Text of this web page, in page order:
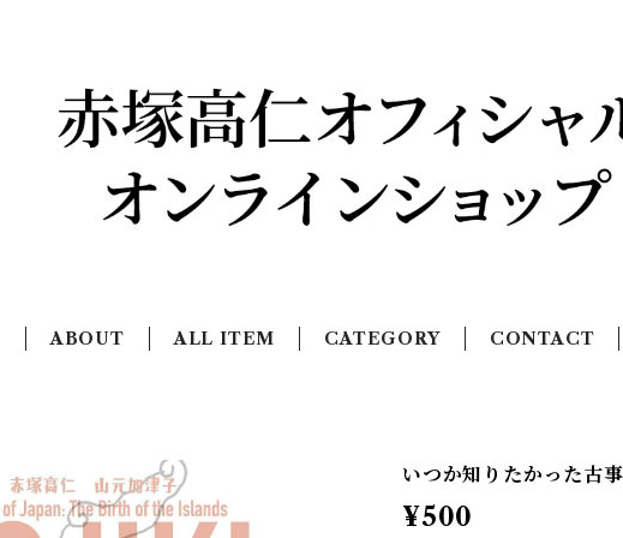
ABOUT ALL ITEM CATEGORY CONTACT
いつか知りたかった古
¥500